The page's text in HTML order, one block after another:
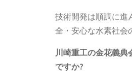
技術開発は順調に進
全・安心な水素社会
川崎重工の金花義
ですか?